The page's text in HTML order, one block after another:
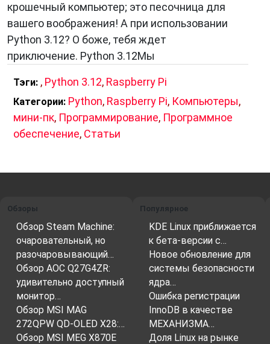
Инлайнирование выражений в циклах. Это
позволяет интерпретатору Python
выполнять выражения в циклах более
эффективно.
Поддержка буферного протокола в Python
Это позволяет разработчикам использовать
буферы в Python более эффективно.
Аннотация TypedDict с помощью kwargs.
Это позволяет разработчикам более точно
определенных с помощью TypedDict.
разработчикам переопределять методы,
определенные в родительских классах.
Нестабильный уровень C-API. Это
позволяет разработчикам тестировать
новые функции и API C-уровня в Python.
Удаление setuptools
. Это стандартная
библиотека, используемая для создания и
установки пакетов Python. Она была
заменена на более новую и эффективную
крошечный компьютер; это песочница для
вашего воображения! А при использовании
Python 3.12? О боже, тебя ждет
приключение. Python 3.12Мы
Тэги: , Python 3.12, Raspberry Pi
Категории: Python, Raspberry Pi, Компьютеры,
мини-пк, Программирование, Программное
обеспечение, Статьи
Обзоры
Обзор Steam Machine:
очаровательный, но
разочаровывающий…
Обзор AOC Q27G4ZR:
удивительно доступный
монитор…
Обзор MSI MAG
272QPW QD-OLED X28:…
Обзор MSI MEG X870E
Популярное
KDE Linux приближается
к бета-версии с…
Новое обновление для
системы безопасности
ядра…
Ошибка регистрации
InnoDB в качестве
МЕХАНИЗМА…
Доля Linux на рынке